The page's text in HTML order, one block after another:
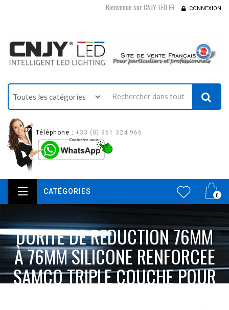
Bienvenue sur CNJY-LED.FR CONNEXION
Téléphone : +33 (0) 961 324 966
0
CATÉGORIES
DURITE DE REDUCTION 76MM
À 76MM SILICONE RENFORCEE
SAMCO TRIPLE COUCHE POUR